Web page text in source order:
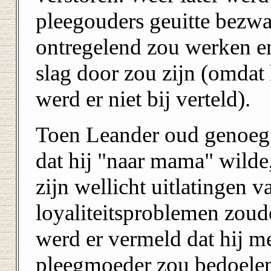
pleegouders geuitte
ontregelend zou werken
slag door zou zijn
werd er niet bij verteld).
Toen Leander oud
dat hij "naar mama"
zijn wellicht uitlatingen
loyaliteitsproblemen
werd er vermeld dat hij
pleegmoeder zou